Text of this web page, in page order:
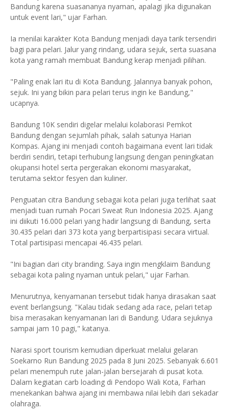
Bandung karena suasananya nyaman, apalagi jika digunakan
untuk event lari," ujar Farhan.
Ia menilai karakter Kota Bandung menjadi daya tarik tersendiri
bagi para pelari. Jalur yang rindang, udara sejuk, serta suasana
kota yang ramah membuat Bandung kerap menjadi pilihan.
"Paling enak lari itu di Kota Bandung. Jalannya banyak pohon,
sejuk. Ini yang bikin para pelari terus ingin ke Bandung,"
ucapnya.
Bandung 10K sendiri digelar melalui kolaborasi Pemkot
Bandung dengan sejumlah pihak, salah satunya Harian
Kompas. Ajang ini menjadi contoh bagaimana event lari tidak
berdiri sendiri, tetapi terhubung langsung dengan peningkatan
okupansi hotel serta pergerakan ekonomi masyarakat,
terutama sektor fesyen dan kuliner.
Penguatan citra Bandung sebagai kota pelari juga terlihat saat
menjadi tuan rumah Pocari Sweat Run Indonesia 2025. Ajang
ini diikuti 16.000 pelari yang hadir langsung di Bandung, serta
30.435 pelari dari 373 kota yang berpartisipasi secara virtual.
Total partisipasi mencapai 46.435 pelari.
"Ini bagian dari city branding. Saya ingin mengklaim Bandung
sebagai kota paling nyaman untuk pelari," ujar Farhan.
Menurutnya, kenyamanan tersebut tidak hanya dirasakan saat
event berlangsung. "Kalau tidak sedang ada race, pelari tetap
bisa merasakan kenyamanan lari di Bandung. Udara sejuknya
sampai jam 10 pagi," katanya.
Narasi sport tourism kemudian diperkuat melalui gelaran
Soekarno Run Bandung 2025 pada 8 Juni 2025. Sebanyak 6.601
pelari menempuh rute jalan-jalan bersejarah di pusat kota.
Dalam kegiatan carb loading di Pendopo Wali Kota, Farhan
menekankan bahwa ajang ini membawa nilai lebih dari sekadar
olahraga.